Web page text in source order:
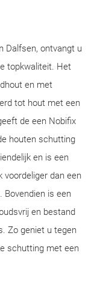
Dalfsen, ontvangt u
topkwaliteit. Het
en met
tot hout met een
de een Nobifix
houten schutting
en is een
dan een
is een
en bestand
Zo geniet u tegen
schutting met een